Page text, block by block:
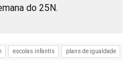
do 25N.
escolas infantís plans de igualdade